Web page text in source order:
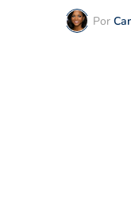
Por